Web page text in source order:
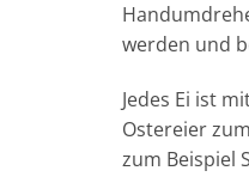
werden und
Jedes Ei ist
Ostereier
zum Beispiel